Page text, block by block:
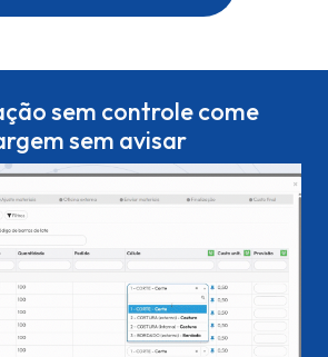
sem controle come
sem avisar